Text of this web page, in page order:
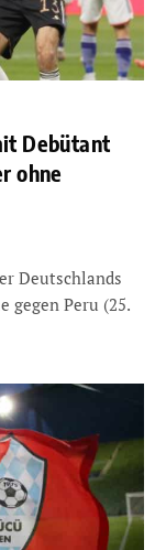
Debütant
ohne
Deutschlands
gegen Peru (25.